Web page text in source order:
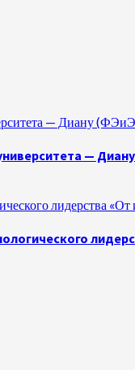
— Диану
—
лидерства «От